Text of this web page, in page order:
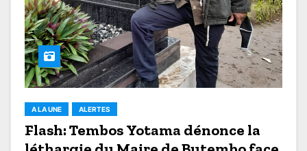
A LA UNE ALERTES
Flash: Tembos Yotama dénonce la